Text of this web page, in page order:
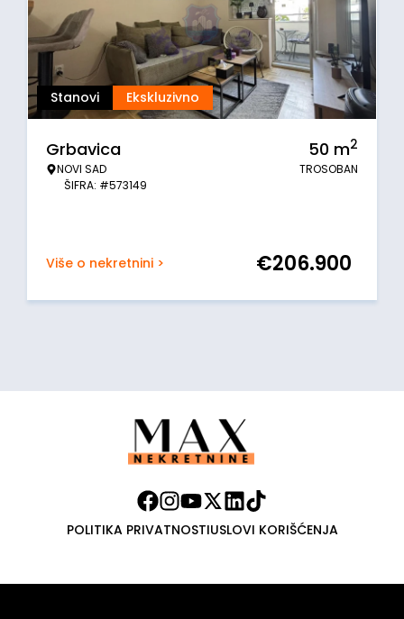
Stanovi Ekskluzivno
Grbavica
NOVI SAD
ŠIFRA: #573149
50 m2
TROSOBAN
Više o nekretnini > €206.900
POLITIKA PRIVATNOSTIUSLOVI KORIŠĆENJA